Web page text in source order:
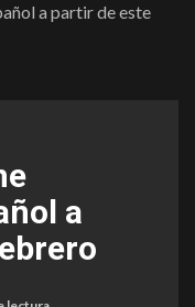
a partir de este
a